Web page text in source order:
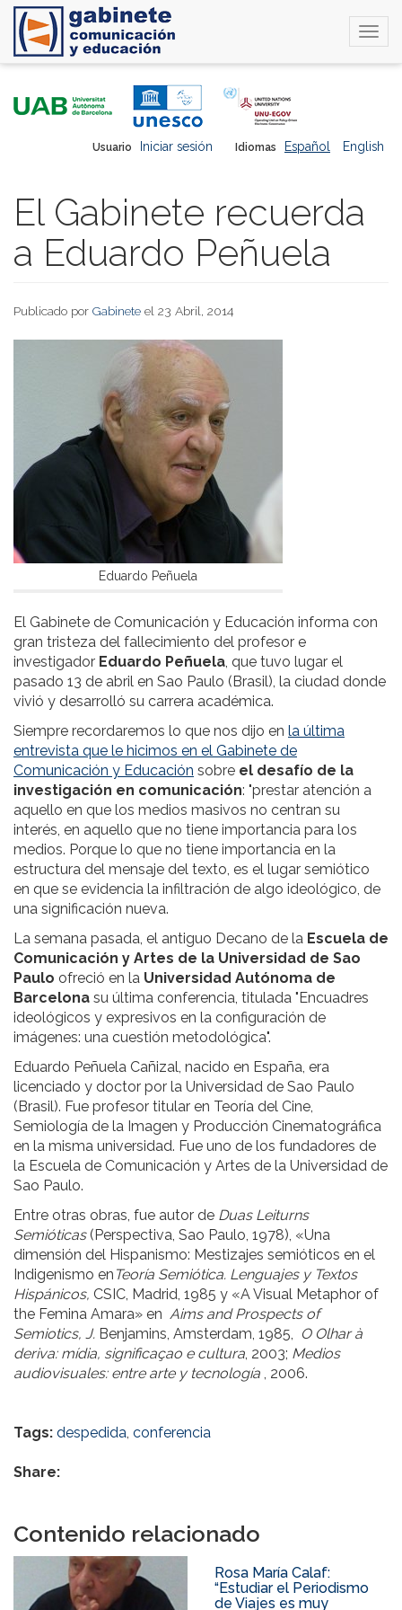
Idiomas Español English
Usuario Iniciar sesión
El Gabinete recuerda
a Eduardo Peñuela
Publicado por Gabinete el 23 Abril, 2014
Eduardo Peñuela
El Gabinete de Comunicación y Educación informa con
gran tristeza del fallecimiento del profesor e
investigador Eduardo Peñuela, que tuvo lugar el
pasado 13 de abril en Sao Paulo (Brasil), la ciudad donde
vivió y desarrolló su carrera académica.
Siempre recordaremos lo que nos dijo en la última
entrevista que le hicimos en el Gabinete de
Comunicación y Educación sobre el desafío de la
investigación en comunicación: "prestar atención a
aquello en que los medios masivos no centran su
interés, en aquello que no tiene importancia para los
medios. Porque lo que no tiene importancia en la
estructura del mensaje del texto, es el lugar semiótico
en que se evidencia la infiltración de algo ideológico, de
una significación nueva.
La semana pasada, el antiguo Decano de la Escuela de
Comunicación y Artes de la Universidad de Sao
Paulo ofreció en la Universidad Autónoma de
Barcelona su última conferencia, titulada "Encuadres
ideológicos y expresivos en la configuración de
imágenes: una cuestión metodológica".
Eduardo Peñuela Cañizal, nacido en España, era
licenciado y doctor por la Universidad de Sao Paulo
(Brasil). Fue profesor titular en Teoría del Cine,
Semiología de la Imagen y Producción Cinematográfica
en la misma universidad. Fue uno de los fundadores de
la Escuela de Comunicación y Artes de la Universidad de
Sao Paulo.
Entre otras obras, fue autor de Duas Leiturns
Semióticas(Perspectiva, Sao Paulo, 1978), «Una
dimensión del Hispanismo: Mestizajes semióticos en el
Indigenismo en Teoría Semiótica. Lenguajes y Textos
Hispánicos, CSIC, Madrid, 1985 y «A Visual Metaphor of
the Femina Amara» en Aims and Prospects of
Semiotics, J. Benjamins, Amsterdam, 1985, O Olhar à
deriva: mídia, significaçao e cultura, 2003; Medios
audiovisuales: entre arte y tecnología , 2006.
Tags: despedida, conferencia
Share:
Contenido relacionado
Rosa María Calaf:
“Estudiar el Periodismo
de Viajes es muy